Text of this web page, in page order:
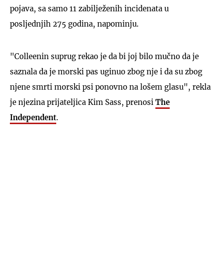
pojava, sa samo 11 zabilježenih incidenata u
posljednjih 275 godina, napominju.
"Colleenin suprug rekao je da bi joj bilo mučno da je
saznala da je morski pas uginuo zbog nje i da su zbog
njene smrti morski psi ponovno na lošem glasu", rekla
je njezina prijateljica Kim Sass, prenosi The
Independent.